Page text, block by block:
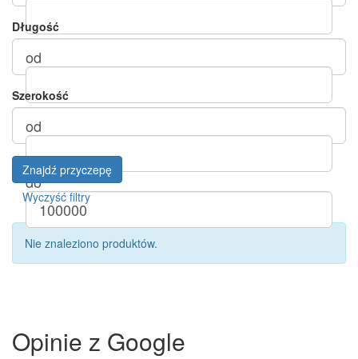
do
Długość
od
do
Szerokość
od
do
Znajdź przyczepę
Wyczyść filtry
Nie znaleziono produktów.
Opinie z Google